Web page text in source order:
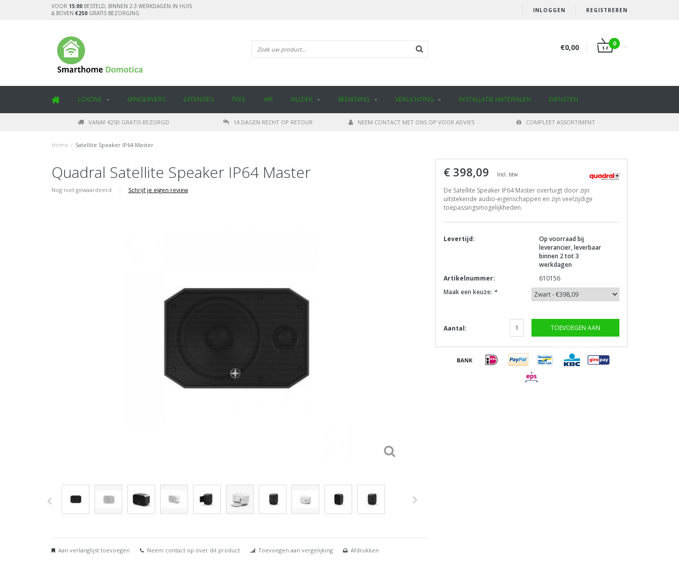
INLOGGEN REGISTREREN
VOOR 15:00 BESTELD, BINNEN 2-3 WERKDAGEN IN HUIS
& BOVEN €250 GRATIS BEZORGING
€0,00 0
LOXONE MINISERVERS EXTENSIES TREE AIR MUZIEK BEDIENING VERLICHTING INSTALLATIE MATERIALEN DIENSTEN
VANAF €250 GRATIS BEZORGD 14 DAGEN RECHT OP RETOUR NEEM CONTACT MET ONS OP VOOR ADVIES COMPLEET ASSORTIMENT
Home / Satellite Speaker IP64 Master
Quadral Satellite Speaker IP64 Master
Nog niet gewaardeerd | Schrijf je eigen review
Aan verlanglijst toevoegen Neem contact op over dit product Toevoegen aan vergelijking Afdrukken
€ 398,09 Incl. btw
De Satellite Speaker IP64 Master overtuigt door zijn
uitstekende audio-eigenschappen en zijn veelzijdige
toepassingsmogelijkheden.
Levertijd:
Op voorraad bij
leverancier, leverbaar
binnen 2 tot 3
werkdagen
Artikelnummer:
610156
Maak een keuze: *
Aantal: TOEVOEGEN AAN
WINKELWAGEN